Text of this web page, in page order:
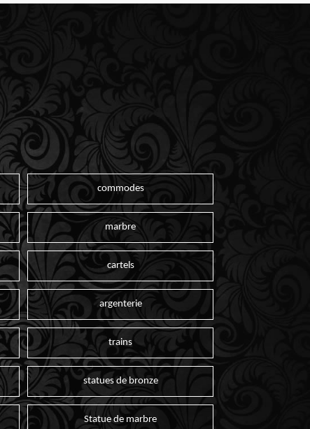
commodes
marbre
cartels
argenterie
trains
statues de bronze
Statue de marbre